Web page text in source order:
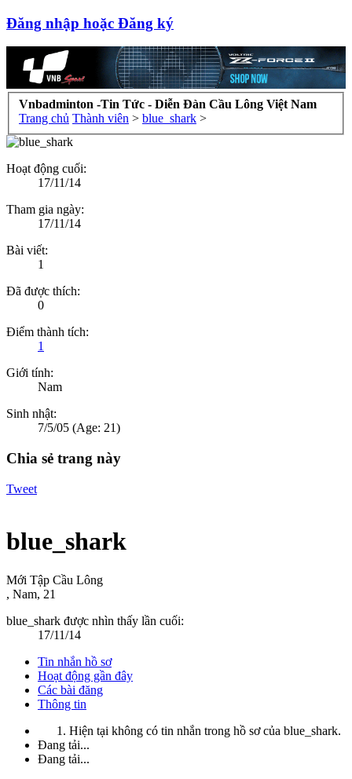
Đăng nhập hoặc Đăng ký
Vnbadminton -Tin Tức - Diễn Đàn Cầu Lông Việt Nam
Trang chủ Thành viên > blue_shark >
Hoạt động cuối:
17/11/14
Tham gia ngày:
17/11/14
Bài viết:
1
Đã được thích:
0
Điểm thành tích:
1
Giới tính:
Nam
Sinh nhật:
7/5/05 (Age: 21)
Chia sẻ trang này
Tweet
blue_shark
Mới Tập Cầu Lông
, Nam, 21
blue_shark được nhìn thấy lần cuối:
17/11/14
Tin nhắn hồ sơ
Hoạt động gần đây
Các bài đăng
Thông tin
Hiện tại không có tin nhắn trong hồ sơ của blue_shark.
Đang tải...
Đang tải...